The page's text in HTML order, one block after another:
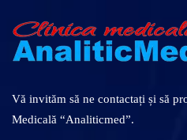
Vă invităm să ne contactați și să
Medicală “Analiticmed”.